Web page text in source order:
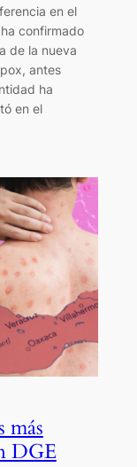
en el
confirmado
de la nueva
antes
ha
en el
más
DGE